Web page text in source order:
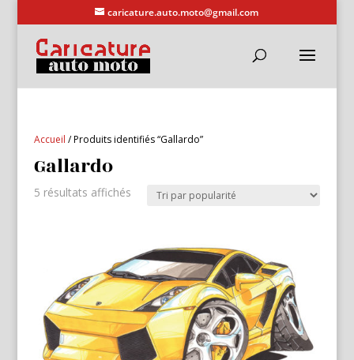
caricature.auto.moto@gmail.com
Accueil / Produits identifiés “Gallardo”
Gallardo
5 résultats affichésTrié